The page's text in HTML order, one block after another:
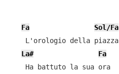
Fa
Sol/Fa
    L'orologio della piazza
La#
Fa
    Ha battuto la sua ora